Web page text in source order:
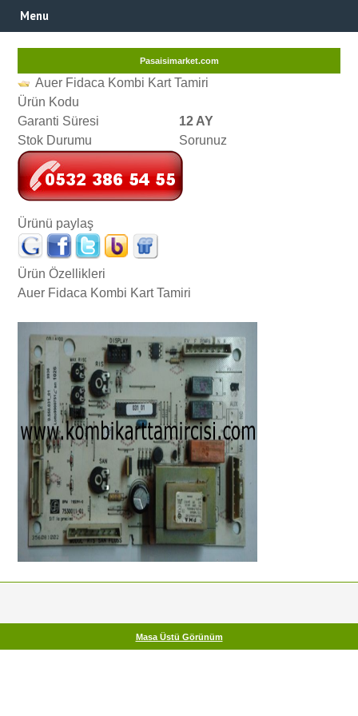
Menu
Pasaisimarket.com
Auer Fidaca Kombi Kart Tamiri
Ürün Kodu
Garanti Süresi
12 AY
Stok Durumu
Sorunuz
Ürünü paylaş
Ürün Özellikleri
Auer Fidaca Kombi Kart Tamiri
Masa Üstü Görünüm